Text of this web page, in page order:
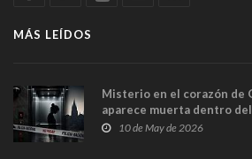
MÁS LEÍDOS
Misterio en el corazón de
aparece muerta dentro
y las cámaras captan sus
10 de May de 2026